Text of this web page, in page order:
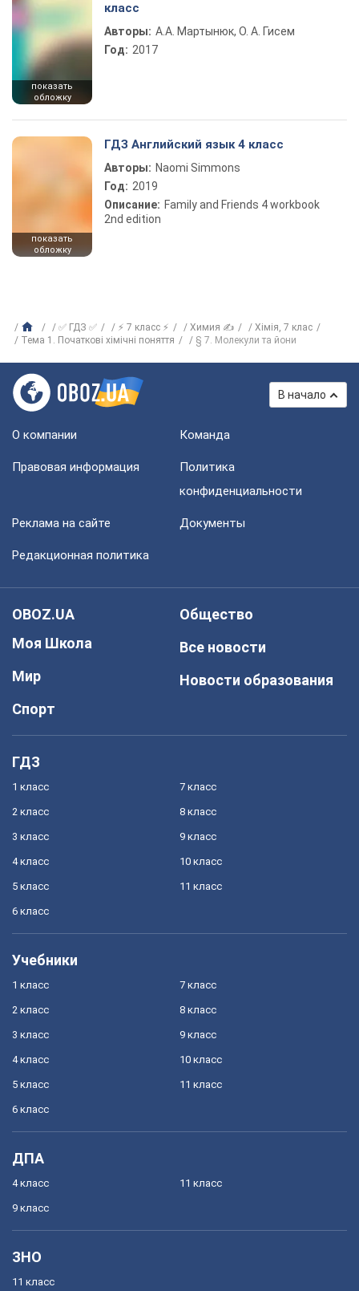
показать
обложку
класс
Авторы: А.А. Мартынюк, О. А. Гисем
Год: 2017
показать
обложку
ГДЗ Английский язык 4 класс
Авторы: Naomi Simmons
Год: 2019
Описание: Family and Friends 4 workbook
2nd edition
✅ ГДЗ ✅ ⚡ 7 класс ⚡ Химия ✍
Хiмiя, 7 клас
Тема 1. Початкові хімічні поняття
§ 7. Молекули та йони
В начало
О компании Команда
Правовая информация
Политика
конфиденциальности
Реклама на сайте Документы
Редакционная политика
OBOZ.UA
Моя Школа
Мир
Спорт
Общество
Все новости
Новости образования
ГДЗ
1 класс
2 класс
3 класс
4 класс
5 класс
6 класс
7 класс
8 класс
9 класс
10 класс
11 класс
Учебники
1 класс
2 класс
3 класс
4 класс
5 класс
6 класс
7 класс
8 класс
9 класс
10 класс
11 класс
ДПА
4 класс
9 класс
11 класс
ЗНО
11 класс